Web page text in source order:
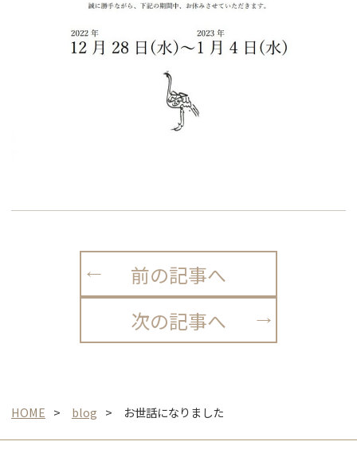
前の記事へ
次の記事へ
HOME blog お世話になりました